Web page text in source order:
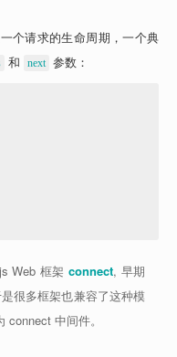
个请求的生命周期，一个典
和 next 参数：
Web 框架 connect, 早期
很多框架也兼容了这种模
中间件。